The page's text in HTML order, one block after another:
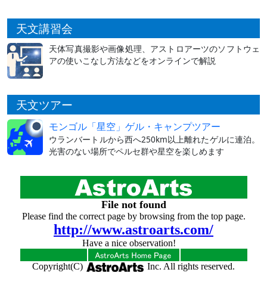
天文講習会
天体写真撮影や画像処理、アストロアーツのソフトウェ
アの使いこなし方法などをオンラインで解説
天文ツアー
モンゴル「星空」ゲル・キャンプツアー
ウランバートルから西へ250km以上離れたゲルに連泊。
光害のない場所でペルセ群や星空を楽しめます